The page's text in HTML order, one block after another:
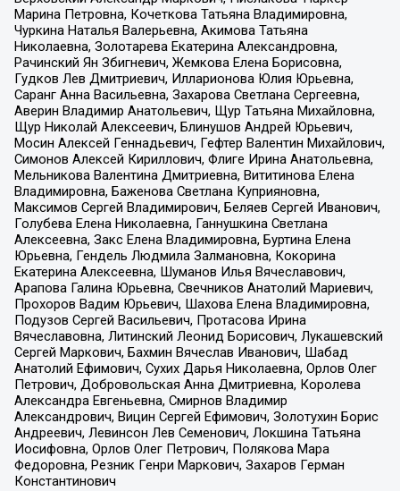
Марина Петровна, Кочеткова Татьяна Владимировна,
Чуркина Наталья Валерьевна, Акимова Татьяна
Николаевна, Золотарева Екатерина Александровна,
Рачинский Ян Збигневич, Жемкова Елена Борисовна,
Гудков Лев Дмитриевич, Илларионова Юлия Юрьевна,
Саранг Анна Васильевна, Захарова Светлана Сергеевна,
Аверин Владимир Анатольевич, Щур Татьяна Михайловна,
Щур Николай Алексеевич, Блинушов Андрей Юрьевич,
Мосин Алексей Геннадьевич, Гефтер Валентин Михайлович,
Симонов Алексей Кириллович, Флиге Ирина Анатольевна,
Мельникова Валентина Дмитриевна, Вититинова Елена
Владимировна, Баженова Светлана Куприяновна,
Максимов Сергей Владимирович, Беляев Сергей Иванович,
Голубева Елена Николаевна, Ганнушкина Светлана
Алексеевна, Закс Елена Владимировна, Буртина Елена
Юрьевна, Гендель Людмила Залмановна, Кокорина
Екатерина Алексеевна, Шуманов Илья Вячеславович,
Арапова Галина Юрьевна, Свечников Анатолий Мариевич,
Прохоров Вадим Юрьевич, Шахова Елена Владимировна,
Подузов Сергей Васильевич, Протасова Ирина
Вячеславовна, Литинский Леонид Борисович, Лукашевский
Сергей Маркович, Бахмин Вячеслав Иванович, Шабад
Анатолий Ефимович, Сухих Дарья Николаевна, Орлов Олег
Петрович, Добровольская Анна Дмитриевна, Королева
Александра Евгеньевна, Смирнов Владимир
Александрович, Вицин Сергей Ефимович, Золотухин Борис
Андреевич, Левинсон Лев Семенович, Локшина Татьяна
Иосифовна, Орлов Олег Петрович, Полякова Мара
Федоровна, Резник Генри Маркович, Захаров Герман
Константинович